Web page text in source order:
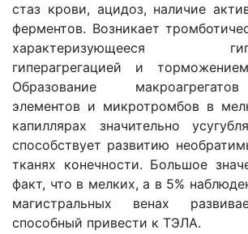
стаз крови, ацидоз, наличие
ферментов. Возникает
характеризующееся
гиперагрегацией и
Образование
элементов и микротромбов в
капиллярах значительно
способствует развитию
тканях конечности. Большое
факт, что в мелких, а в 5%
магистральных венах
способный привести к ТЭЛА.